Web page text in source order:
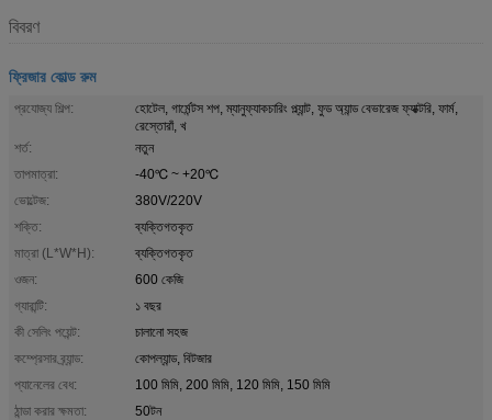
বিবরণ
ফ্রিজার কোল্ড রুম
প্রযোজ্য শিল্প:
হোটেল, গার্মেন্টস শপ, ম্যানুফ্যাকচারিং প্ল্যান্ট, ফুড অ্যান্ড বেভারেজ ফ্যাক্টরি, ফার্ম,
রেস্তোরাঁ, খ
শর্ত:
নতুন
তাপমাত্রা:
-40℃ ~ +20℃
ভোল্টেজ:
380V/220V
শক্তি:
ব্যক্তিগতকৃত
মাত্রা (L*W*H):
ব্যক্তিগতকৃত
ওজন:
600 কেজি
গ্যারান্টি:
১ বছর
কী সেলিং পয়েন্ট:
চালানো সহজ
কম্প্রেসার ব্র্যান্ড:
কোপল্যান্ড, বিটজার
প্যানেলের বেধ:
100 মিমি, 200 মিমি, 120 মিমি, 150 মিমি
ঠান্ডা করার ক্ষমতা:
50টন